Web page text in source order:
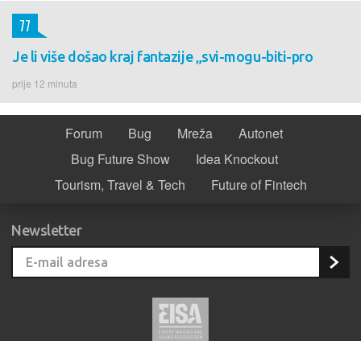
Je li više došao kraj fantazije „svi-mogu-biti-pro
prije 12 minuta
77
Forum Bug Mreža
Autonet
Bug Future Show
Idea Knockout
Tourism, Travel & Tech
Future of Fintech
Newsletter